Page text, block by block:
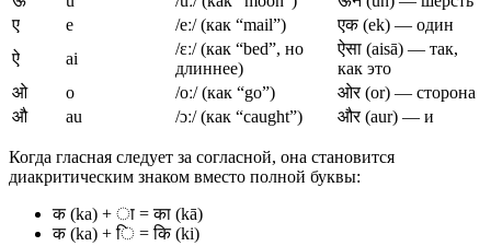
ए
e /eː/ (как “mail”)
एक (ek) — один
ऐ
ai
/ɛː/ (как “bed”, но
длиннее)
ऐसा (aisā) — так,
как это
ओ
o /oː/ (как “go”)
ओर (or) — сторона
औ
au /ɔː/ (как “caught”) और (aur) — и
Когда гласная следует за согласной, она становится
диакритическим знаком вместо полной буквы:
क (ka) + ा = का (kā)
क (ka) + ि = कि (ki)